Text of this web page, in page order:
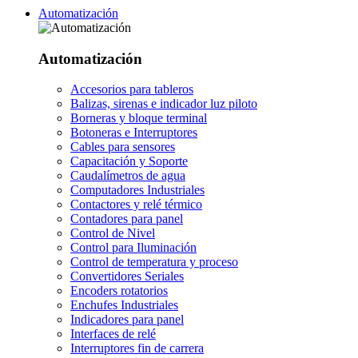
Automatización
Automatización
Accesorios para tableros
Balizas, sirenas e indicador luz piloto
Borneras y bloque terminal
Botoneras e Interruptores
Cables para sensores
Capacitación y Soporte
Caudalímetros de agua
Computadores Industriales
Contactores y relé térmico
Contadores para panel
Control de Nivel
Control para Iluminación
Control de temperatura y proceso
Convertidores Seriales
Encoders rotatorios
Enchufes Industriales
Indicadores para panel
Interfaces de relé
Interruptores fin de carrera